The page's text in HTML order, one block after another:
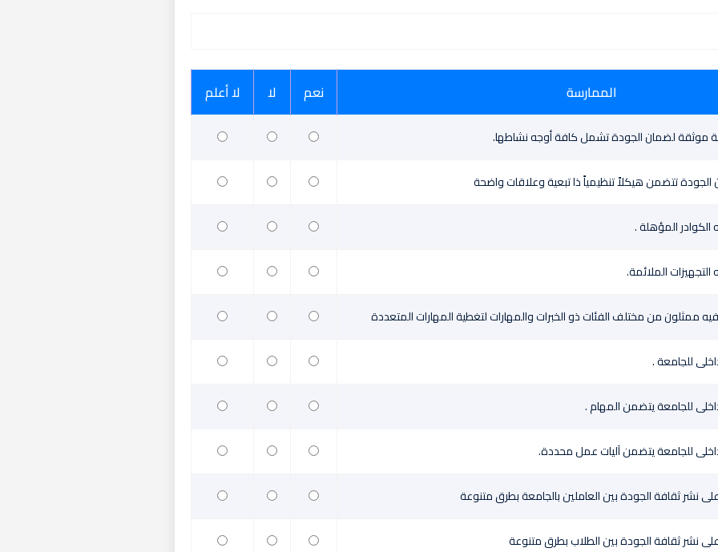
الممارسة نعم لا لا أعلم
موثقة لضمان الجودة تشمل كافة أوجه نشاطها.
الجودة تتضمن هيكلاً تنظيمياً ذا تبعية وعلاقات واضحة
المؤهلة .
الملائمة.
ممثلون من مختلف الفئات ذو الخبرات والمهارات لتغطية المهارات المتعددة
للجامعة .
للجامعة يتضمن المهام .
للجامعة يتضمن آليات عمل محددة.
نشر ثقافة الجودة بين العاملين بالجامعة بطرق متنوعة
نشر ثقافة الجودة بين الطلاب بطرق متنوعة